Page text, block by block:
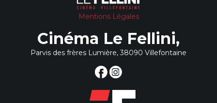
Mentions Légales
Cinéma Le Fellini,
Parvis des frères Lumière, 38090 Villefontaine